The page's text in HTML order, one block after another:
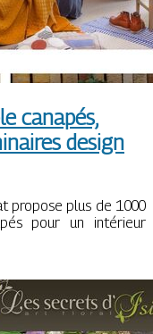
canapés,
design
propose plus de 1000
pour un intérieur